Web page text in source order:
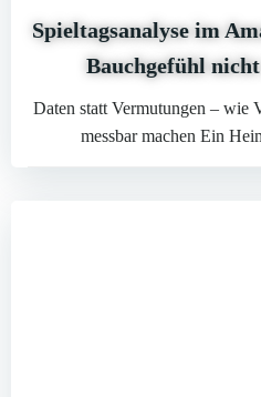
Spieltagsanalyse im
Bauchgefühl
Daten statt Vermutungen – wie
messbar machen Ein